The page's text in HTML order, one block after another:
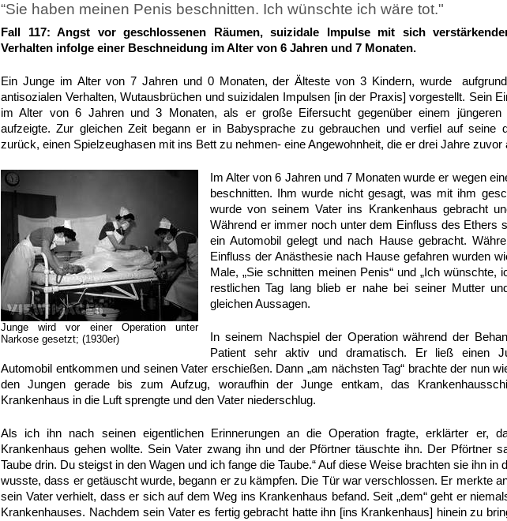
“Sie haben meinen Penis beschnitten. Ich wünschte ich wäre tot."
Fall 117: Angst vor geschlossenen Räumen, suizidale Impulse mit sich
Verhalten infolge einer Beschneidung im Alter von 6 Jahren und 7 Monaten.
Ein Junge im Alter von 7 Jahren und 0 Monaten, der Älteste von 3 Kindern, wurde
antisozialen Verhalten, Wutausbrüchen und suizidalen Impulsen [in der Praxis] vorgestellt. Sein
im Alter von 6 Jahren und 3 Monaten, als er große Eifersucht gegenüber einem jüngeren
aufzeigte. Zur gleichen Zeit begann er in Babysprache zu gebrauchen und verfiel auf seine
zurück, einen Spielzeughasen mit ins Bett zu nehmen- eine Angewohnheit, die er drei Jahre zuvor
Junge wird vor einer Operation unter
Narkose gesetzt; (1930er)
Im Alter von 6 Jahren und 7 Monaten wurde er wegen
beschnitten. Ihm wurde nicht gesagt, was mit ihm
wurde von seinem Vater ins Krankenhaus gebracht
Während er immer noch unter dem Einfluss des Ethers
ein Automobil gelegt und nach Hause gebracht.
Einfluss der Anästhesie nach Hause gefahren wurden
Male, „Sie schnitten meinen Penis“ und „Ich wünschte,
restlichen Tag lang blieb er nahe bei seiner Mutter
gleichen Aussagen.
In seinem Nachspiel der Operation während der
Patient sehr aktiv und dramatisch. Er ließ einen
Automobil entkommen und seinen Vater erschießen. Dann „am nächsten Tag“ brachte der nun
den Jungen gerade bis zum Aufzug, woraufhin der Junge entkam, das
Krankenhaus in die Luft sprengte und den Vater niederschlug.
Als ich ihn nach seinen eigentlichen Erinnerungen an die Operation fragte, erklärter er,
Krankenhaus gehen wollte. Sein Vater zwang ihn und der Pförtner täuschte ihn. Der Pförtner
Taube drin. Du steigst in den Wagen und ich fange die Taube.“ Auf diese Weise brachten sie ihn in
wusste, dass er getäuscht wurde, begann er zu kämpfen. Die Tür war verschlossen. Er merkte
sein Vater verhielt, dass er sich auf dem Weg ins Krankenhaus befand. Seit „dem“ geht er
Krankenhauses. Nachdem sein Vater es fertig gebracht hatte ihn [ins Krankenhaus] hinein zu